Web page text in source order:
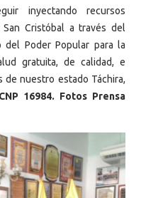
inyectando recursos
Cristóbal a través del
del Poder Popular para la
gratuita, de calidad, e
de nuestro estado Táchira,
16984. Fotos Prensa